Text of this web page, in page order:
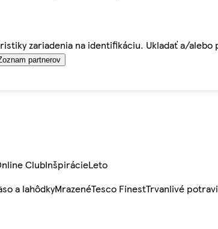
zariadenia na identifikáciu. Ukladať a/
partnerov
ClubInšpirácieLeto
a lahôdkyMrazenéTesco FinestTrvanlivé